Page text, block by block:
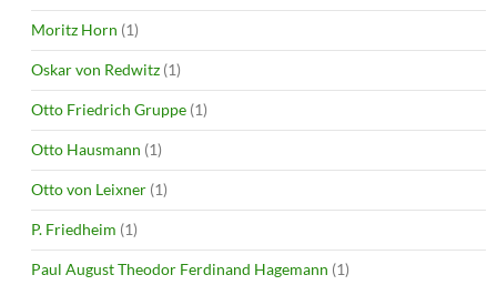
Moritz Horn (1)
Oskar von Redwitz (1)
Otto Friedrich Gruppe (1)
Otto Hausmann (1)
Otto von Leixner (1)
P. Friedheim (1)
Paul August Theodor Ferdinand Hagemann (1)